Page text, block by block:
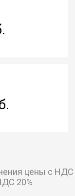
цены с НДС
20%